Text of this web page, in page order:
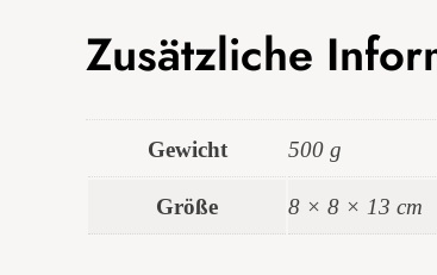
Zusätzliche
Gewicht 500 g
Größe 8 × 8 × 13 cm